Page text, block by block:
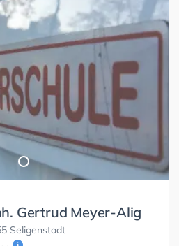
Gertrud Meyer-Alig
Seligenstadt